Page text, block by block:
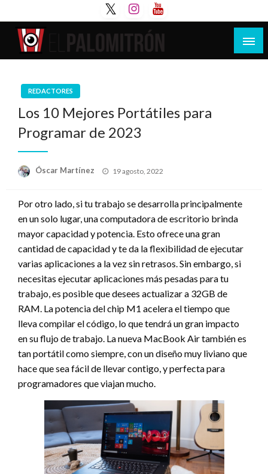
al
contenido
Tu espacio de la industria de cine española y
REDACTORES
Los 10 Mejores Portátiles para
Programar de 2023
Óscar Martínez
Publicado
19 agosto, 2022
Por otro lado, si tu trabajo se desarrolla principalmente
en un solo lugar, una computadora de escritorio brinda
mayor capacidad y potencia. Esto ofrece una gran
cantidad de capacidad y te da la flexibilidad de ejecutar
varias aplicaciones a la vez sin retrasos. Sin embargo, si
necesitas ejecutar aplicaciones más pesadas para tu
trabajo, es posible que desees actualizar a 32GB de
RAM. La potencia del chip M1 acelera el tiempo que
lleva compilar el código, lo que tendrá un gran impacto
en su flujo de trabajo. La nueva MacBook Air también es
tan portátil como siempre, con un diseño muy liviano que
hace que sea fácil de llevar contigo, y perfecta para
programadores que viajan mucho.